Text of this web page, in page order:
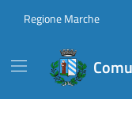
Regione Marche